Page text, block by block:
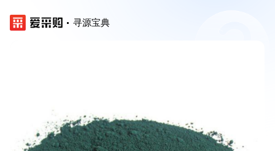
寻源宝典